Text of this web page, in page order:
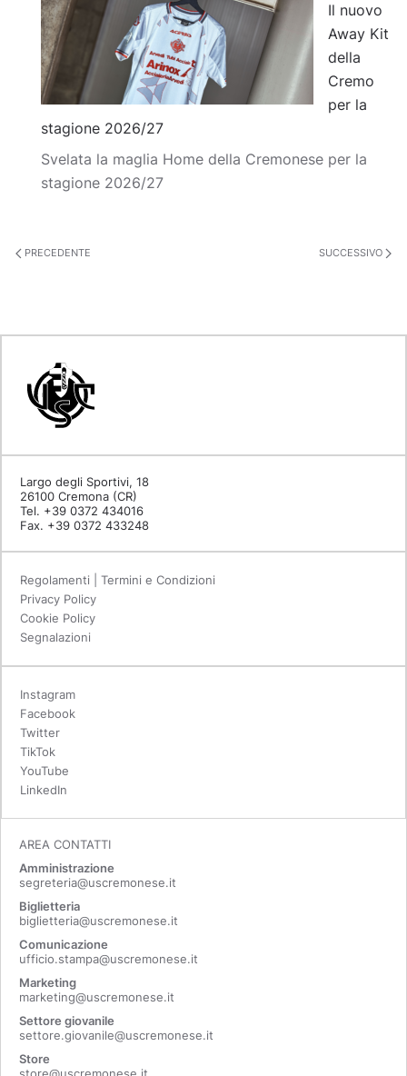
Il nuovo
Away Kit
della
Cremo
per la
stagione 2026/27
Svelata la maglia Home della Cremonese per la
stagione 2026/27
PRECEDENTE SUCCESSIVO
Largo degli Sportivi, 18
26100 Cremona (CR)
Tel. +39 0372 434016
Fax. +39 0372 433248
Regolamenti | Termini e Condizioni
Privacy Policy
Cookie Policy
Segnalazioni
Instagram
Facebook
Twitter
TikTok
YouTube
LinkedIn
AREA CONTATTI
Amministrazione
segreteria@uscremonese.it
Biglietteria
biglietteria@uscremonese.it
Comunicazione
ufficio.stampa@uscremonese.it
Marketing
marketing@uscremonese.it
Settore giovanile
settore.giovanile@uscremonese.it
Store